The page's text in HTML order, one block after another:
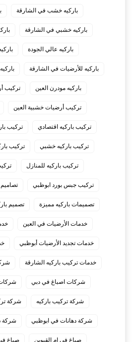
باركيه خشب في الشارقة
باركيه خشبي في الشارقة
باركيه عالي الجودة
باركيه للأرضيات في الشارقة
باركيه مودرن العين تركيب
تركيب أرضيات خشبية العين
تركيب باركيه اقتصادي تركيب
تركيب باركيه خشبي تركيب
تركيب باركيه للمنازل
تركيب جبس بورد ابوظبي
تصميمات باركيه مميزة تصميم
خدمات الأرضيات في العين
خدمات تجديد الأرضيات أبوظبي
خدمات تركيب باركيه الشارقة
شركات اصباغ في دبي
شركة تركيب باركيه شركة
شركة دهانات في ابوظبي شركة
صباغ في ام القيوين صباغ